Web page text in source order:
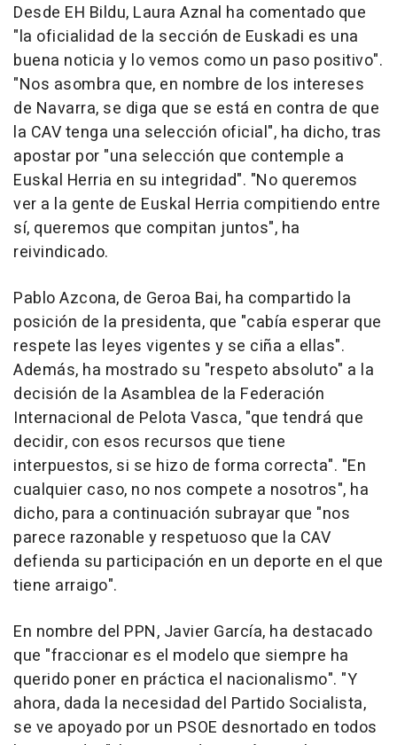
Desde EH Bildu, Laura Aznal ha comentado que
"la oficialidad de la sección de Euskadi es una
buena noticia y lo vemos como un paso positivo".
"Nos asombra que, en nombre de los intereses
de Navarra, se diga que se está en contra de que
la CAV tenga una selección oficial", ha dicho, tras
apostar por "una selección que contemple a
Euskal Herria en su integridad". "No queremos
ver a la gente de Euskal Herria compitiendo entre
sí, queremos que compitan juntos", ha
reivindicado.
Pablo Azcona, de Geroa Bai, ha compartido la
posición de la presidenta, que "cabía esperar que
respete las leyes vigentes y se ciña a ellas".
Además, ha mostrado su "respeto absoluto" a la
decisión de la Asamblea de la Federación
Internacional de Pelota Vasca, "que tendrá que
decidir, con esos recursos que tiene
interpuestos, si se hizo de forma correcta". "En
cualquier caso, no nos compete a nosotros", ha
dicho, para a continuación subrayar que "nos
parece razonable y respetuoso que la CAV
defienda su participación en un deporte en el que
tiene arraigo".
En nombre del PPN, Javier García, ha destacado
que "fraccionar es el modelo que siempre ha
querido poner en práctica el nacionalismo". "Y
ahora, dada la necesidad del Partido Socialista,
se ve apoyado por un PSOE desnortado en todos